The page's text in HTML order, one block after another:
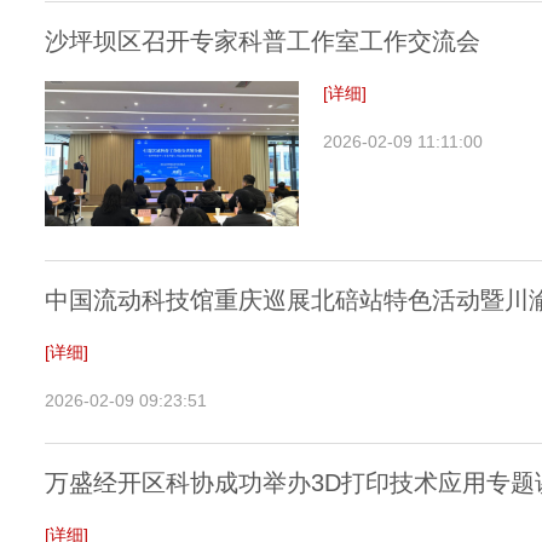
沙坪坝区召开专家科普工作室工作交流会
[详细]
2026-02-09 11:11:00
中国流动科技馆重庆巡展北碚站特色活动暨川
[详细]
2026-02-09 09:23:51
万盛经开区科协成功举办3D打印技术应用专题
[详细]